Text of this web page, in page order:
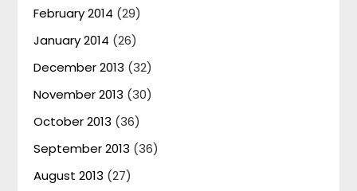
February 2014 (29)
January 2014 (26)
December 2013 (32)
November 2013 (30)
October 2013 (36)
September 2013 (36)
August 2013 (27)